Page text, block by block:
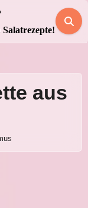
Salatrezepte!
aus